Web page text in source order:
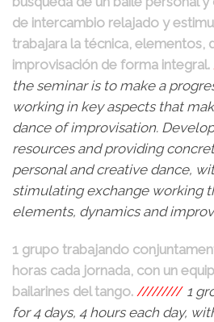
de intercambio relajado y
trabajara la técnica, elementos,
improvisación de forma integral.
the seminar is to make a
working in key aspects that
dance of improvisation.
resources and providing
personal and creative dance,
stimulating exchange working
elements, dynamics and
1 grupo trabajando
horas cada jornada, con un
bailarines del tango. ///////// 1
for 4 days, 4 hours each day,